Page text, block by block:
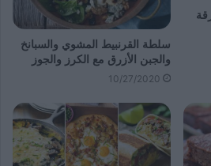
سلطة القرنبيط المشوي والسبانخ
والجبن الأزرق مع الكرز والجوز
10/27/2020